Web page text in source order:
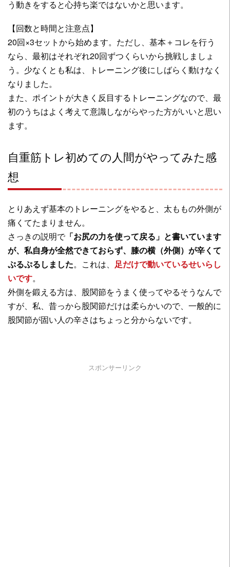
う動きをすると心持ち楽ではないかと思います。
【回数と時間と注意点】
20回×3セットから始めます。ただし、基本＋コレを行う
なら、最初はそれぞれ20回ずつくらいから挑戦しましょ
う。少なくとも私は、トレーニング後にしばらく動けなく
なりました。
また、ポイントが大きく反目するトレーニングなので、最
初のうちはよく考えて意識しながらやった方がいいと思い
ます。
自重筋トレ初めての人間がやってみた感
想
とりあえず基本のトレーニングをやると、太ももの外側が
痛くてたまりません。
さっきの説明で「お尻の力を使って戻る」と書いています
が、私自身が全然できておらず、膝の横（外側）が辛くて
ぷるぷるしました。これは、 足だけで動いているせいらし
いです。
外側を鍛える方は、股関節をうまく使ってやるそうなんで
すが、私、昔っから股関節だけは柔らかいので、一般的に
股関節が固い人の辛さはちょっと分からないです。
スポンサーリンク